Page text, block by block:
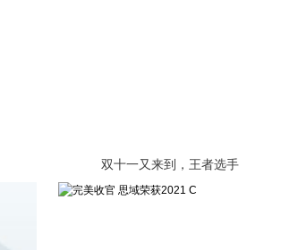
双十一又来到，王者选手